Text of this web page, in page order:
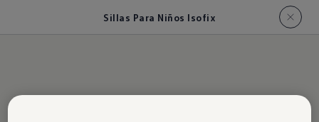
Sillas Para Niños Isofix